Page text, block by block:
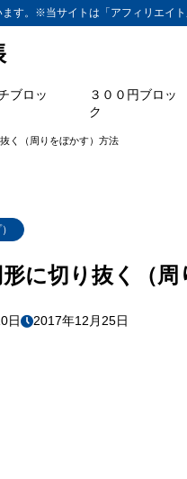
す。※当サイトは「アフィリエイ
ブロッ
３００円ブロッ
ク
く（周りをぼかす）方法
に切り抜く（
日 2017年12月25日